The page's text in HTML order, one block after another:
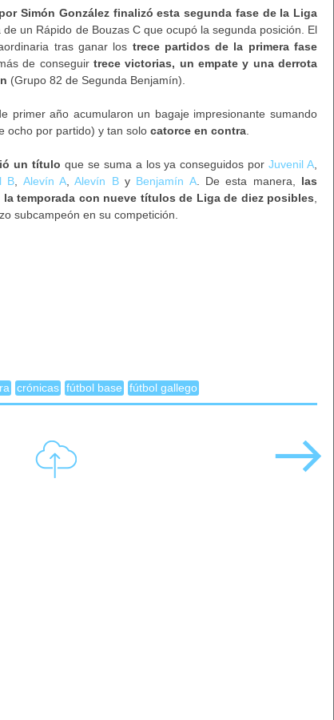
Simón González finalizó esta segunda fase de la Liga
de un Rápido de Bouzas C que ocupó la segunda posición. El
tras ganar los trece partidos de la primera fase
de conseguir trece victorias, un empate y una derrota
(Grupo 82 de Segunda Benjamín).
primer año acumularon un bagaje impresionante sumando
ocho por partido) y tan solo catorce en contra
un título que se suma a los ya conseguidos porJuvenil A
B Alevín A ,Alevín By Benjamín A. De esta manera, las
temporada con nueve títulos de Liga de diez posibles
subcampeón en su competición.
crónicas fútbol base fútbol gallego